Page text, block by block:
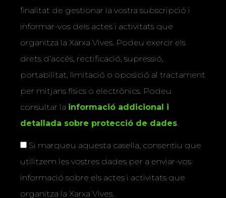
finalitat de gestionar la vostra subscripció i
informar-vos dels actes i activitats que
organitza la Xarxa Vives. Podeu exercir els
drets d’accés, rectificació, supressió,
portabilitat, limitació o oposició al tractament
per mitjans físics o electrònics. Podeu
consultar la informació addicional i
detallada sobre protecció de dades.
Si marqueu aquesta casella, consentiu que
utilitzem les vostres dades per a enviar-vos
informació sobre els actes i activitats que
organitza la Xarxa Vives.